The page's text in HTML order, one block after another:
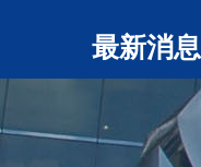
最新消息